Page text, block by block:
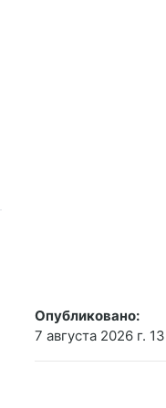
Опубликовано:
7 августа 2026 г.